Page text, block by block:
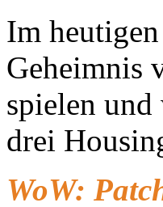
Im
Geheimnis
spielen
drei
WoW: